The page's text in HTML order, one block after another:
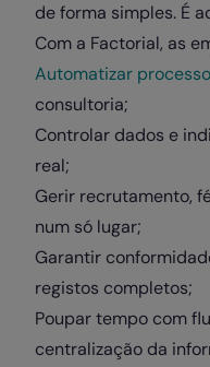
de forma simples. É
Com a Factorial, as
Automatizar
consultoria;
Controlar dados e
real;
Gerir recrutamento,
num só lugar;
Garantir
registos completos;
Poupar tempo com
centralização da